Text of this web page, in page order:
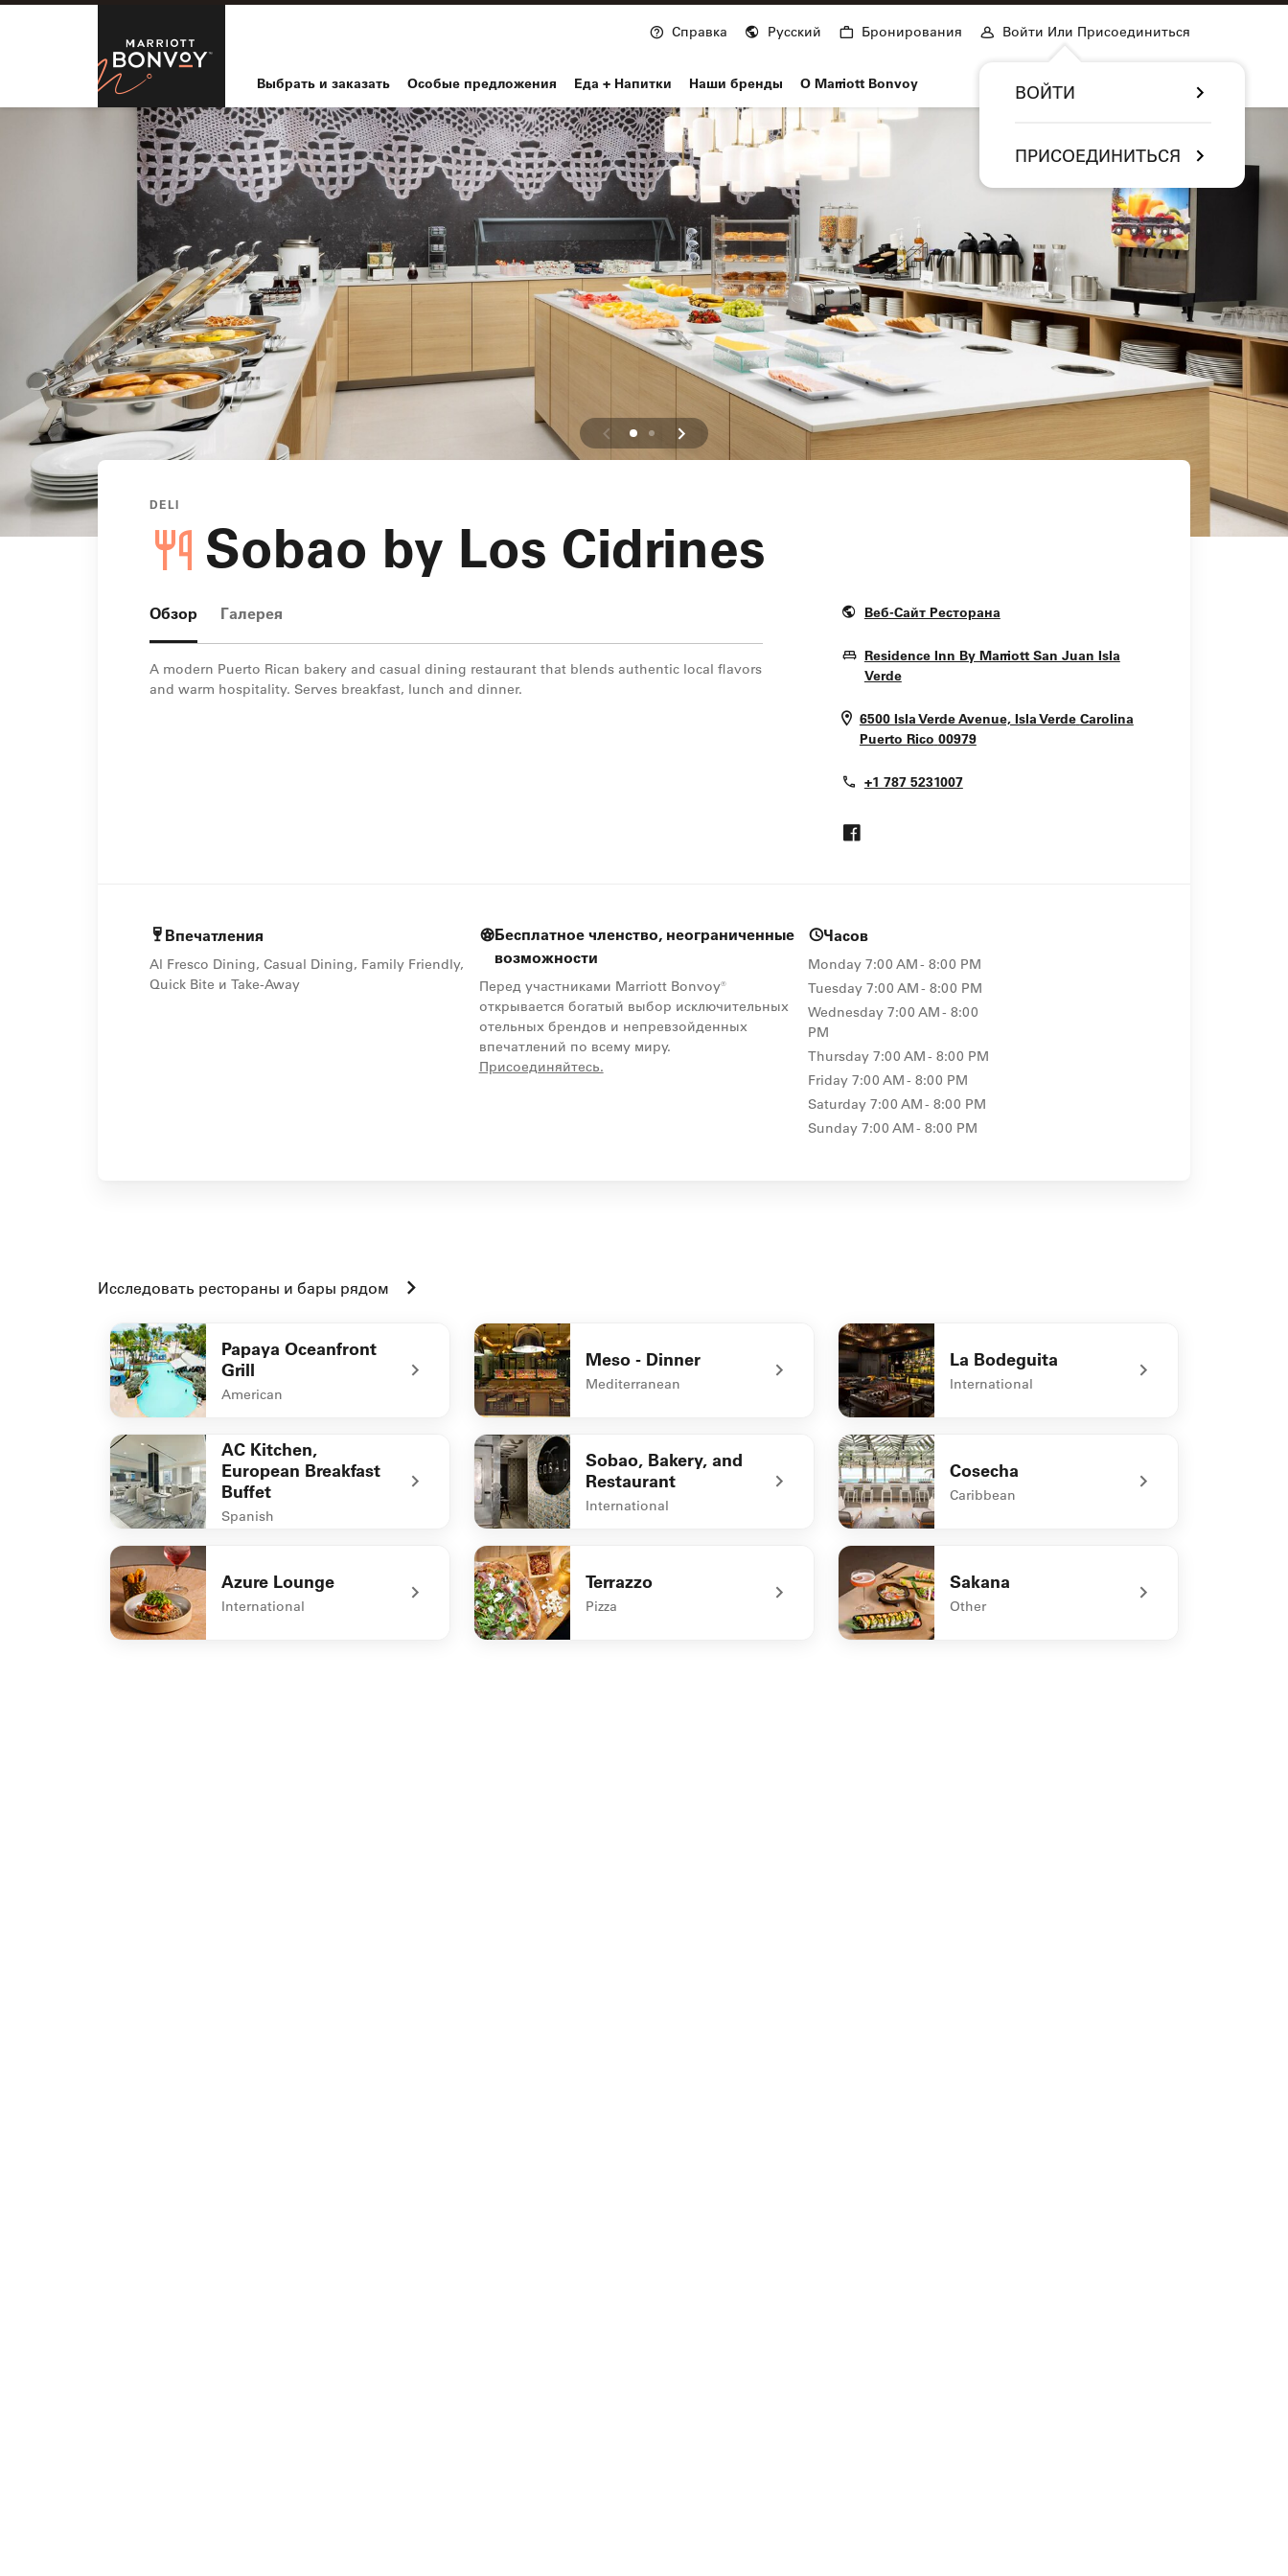
Skip to Content
Marriott Bonvoy
Справка Русский Бронирования Войти Или Присоединиться
ВОЙТИ
ПРИСОЕДИНИТЬСЯ
Выбрать и заказать Особые предложения Еда + Напитки Наши бренды О Marriott Bonvoy
DELI
Sobao by Los Cidrines
Обзор Галерея
A modern Puerto Rican bakery and casual dining restaurant that blends authentic local flavors
and warm hospitality. Serves breakfast, lunch and dinner.
Веб-Сайт РесторанаOpens In New Window
Residence Inn By Marriott San Juan Isla
VerdeOpens In New Window
6500 Isla Verde Avenue, Isla Verde Carolina
Puerto Rico 00979Opens In New Window
+1 787 5231007
Opens In New Window
Впечатления
Al Fresco Dining, Casual Dining, Family Friendly,
Quick Bite и Take-Away
Бесплатное членство, неограниченные
возможности
Перед участниками Marriott Bonvoy®
открывается богатый выбор исключительных
отельных брендов и непревзойденных
впечатлений по всему миру.
Присоединяйтесь.opens in new window
Часов
Monday 7:00 AM - 8:00 PM
Tuesday 7:00 AM - 8:00 PM
Wednesday 7:00 AM - 8:00
PM
Thursday 7:00 AM - 8:00 PM
Friday 7:00 AM - 8:00 PM
Saturday 7:00 AM - 8:00 PM
Sunday 7:00 AM - 8:00 PM
Исследовать рестораны и бары рядом
Papaya Oceanfront
Grill
American
undefined Papaya Oceanfront Grill
Meso - Dinner
Mediterranean
undefined Meso - Dinner
La Bodeguita
International
undefined La Bodeguita
AC Kitchen,
European Breakfast
Buffet
Spanish
undefined AC Kitchen, European Breakfast Buffet
Sobao, Bakery, and
Restaurant
International
undefined Sobao, Bakery, and Restaurant
Cosecha
Caribbean
undefined Cosecha
Azure Lounge
International
Terrazzo
Pizza
Sakana
Other